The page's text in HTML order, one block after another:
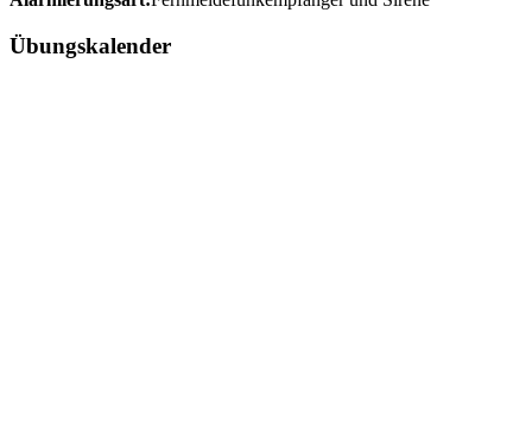
Übungskalender